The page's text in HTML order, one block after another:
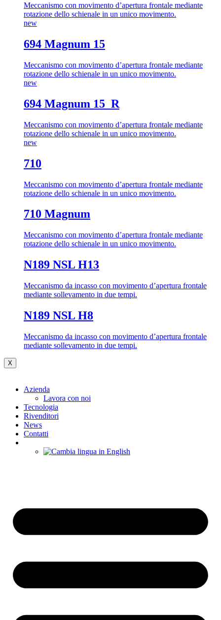
Meccanismo con movimento d’apertura frontale mediante
rotazione dello schienale in un unico movimento.
new
694 Magnum 15
Meccanismo con movimento d’apertura frontale mediante
rotazione dello schienale in un unico movimento.
new
694 Magnum 15_R
Meccanismo con movimento d’apertura frontale mediante
rotazione dello schienale in un unico movimento.
new
710
Meccanismo con movimento d’apertura frontale mediante
rotazione dello schienale in un unico movimento.
710 Magnum
Meccanismo con movimento d’apertura frontale mediante
rotazione dello schienale in un unico movimento.
N189 NSL H13
Meccanismo da incasso con movimento d’apertura frontale
mediante sollevamento in due tempi.
N189 NSL H8
Meccanismo da incasso con movimento d’apertura frontale
mediante sollevamento in due tempi.
X
Azienda
Lavora con noi
Tecnologia
Rivenditori
News
Contatti